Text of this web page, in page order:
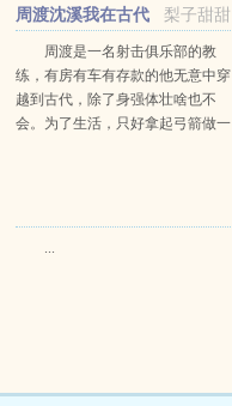
梨子甜甜
周渡沈溪我在古代
当猎户小说免费在线阅读
周渡是一名射击俱乐部的教
练，有房有车有存款的他无意中穿
越到古代，除了身强体壮啥也不
会。为了生活，只好拿起弓箭做一
...